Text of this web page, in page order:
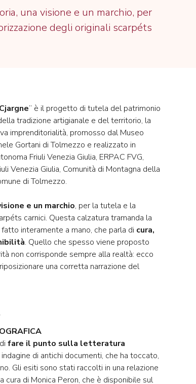
una visione e un marchio, per
degli originali scarpéts
” è il progetto di tutela del patrimonio
tradizione artigianale e del territorio, la
imprenditorialità, promosso dal Museo
Gortani di Tolmezzo e realizzato in
Friuli Venezia Giulia, ERPAC FVG,
Venezia Giulia, Comunità di Montagna della
di Tolmezzo.
e un marchio, per la tutela e la
carnici. Questa calzatura tramanda la
interamente a mano, che parla di cura,
. Quello che spesso viene proposto
non corrisponde sempre alla realtà: ecco
una corretta narrazione del
fare il punto sulla letteratura
di antichi documenti, che ha toccato,
Gli esiti sono stati raccolti in una relazione
cura di Monica Peron, che è disponibile sul